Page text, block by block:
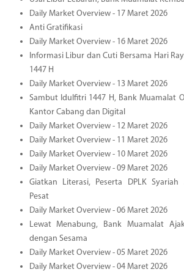
Daily Market Overview - 17 Maret 2026
Anti Gratifikasi
Daily Market Overview - 16 Maret 2026
Informasi Libur dan Cuti Bersama Hari
1447 H
Daily Market Overview - 13 Maret 2026
Sambut Idulfitri 1447 H, Bank Muamalat
Kantor Cabang dan Digital
Daily Market Overview - 12 Maret 2026
Daily Market Overview - 11 Maret 2026
Daily Market Overview - 10 Maret 2026
Daily Market Overview - 09 Maret 2026
Giatkan Literasi, Peserta DPLK Syariah
Pesat
Daily Market Overview - 06 Maret 2026
Lewat Menabung, Bank Muamalat
dengan Sesama
Daily Market Overview - 05 Maret 2026
Daily Market Overview - 04 Maret 2026